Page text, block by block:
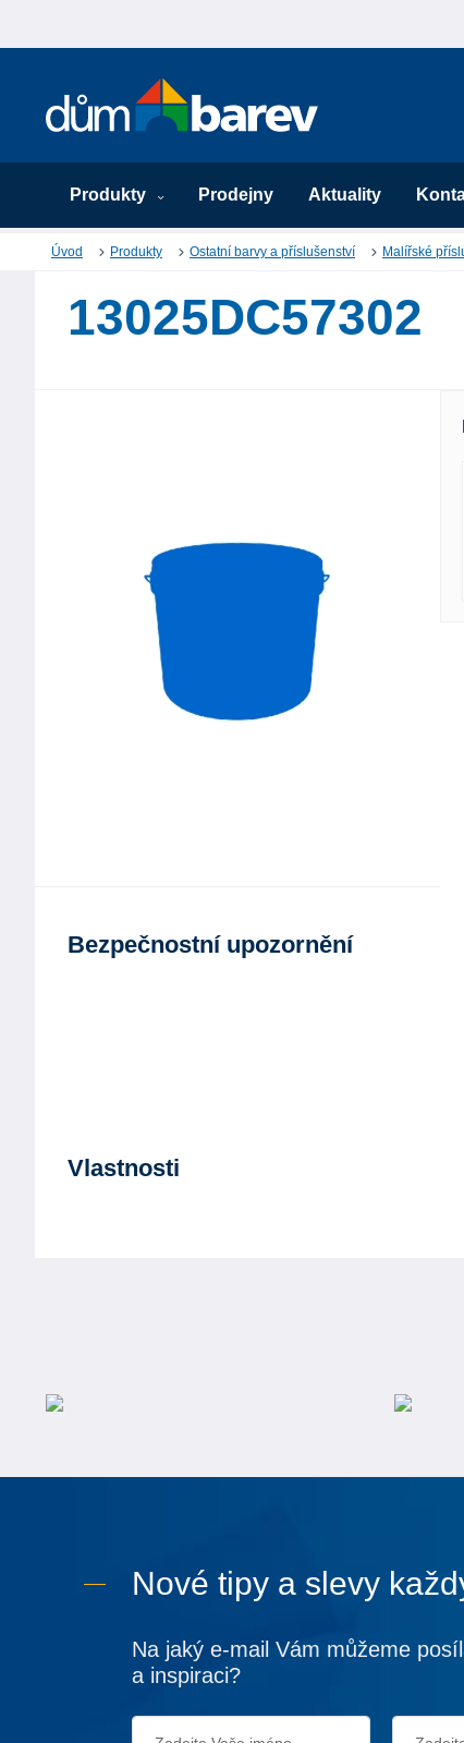
Produkty Prodejny Aktuality
Úvod Produkty Ostatní barvy a příslušenství Malířské
13025DC57302
Bezpečnostní upozornění
Vlastnosti
Nové tipy a slevy
Na jaký e-mail Vám můžeme
a inspiraci?